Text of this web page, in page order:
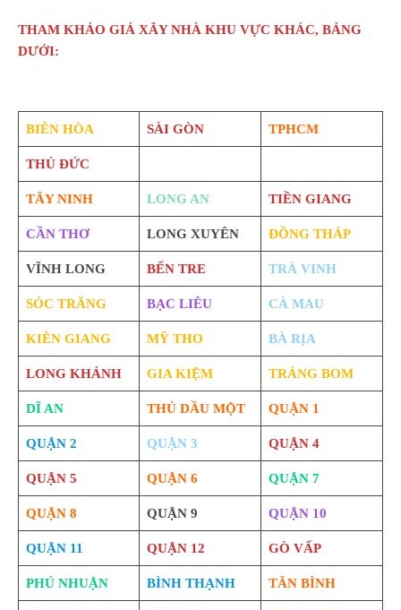
THAM KHẢO GIÁ XÂY NHÀ KHU VỰC KHÁC, BẢNG
DƯỚI:
BIÊN HÒA SÀI GÒN TPHCM
THỦ ĐỨC
TÂY NINH LONG AN TIỀN GIANG
CẦN THƠ LONG XUYÊN ĐỒNG THÁP
VĨNH LONG BẾN TRE TRÀ VINH
SÓC TRĂNG BẠC LIÊU CÀ MAU
KIÊN GIANG MỸ THO BÀ RỊA
LONG KHÁNH GIA KIỆM TRẢNG BOM
DĨ AN THỦ DẦU MỘT QUẬN 1
QUẬN 2 QUẬN 3 QUẬN 4
QUẬN 5 QUẬN 6 QUẬN 7
QUẬN 8 QUẬN 9 QUẬN 10
QUẬN 11 QUẬN 12 GÒ VẤP
PHÚ NHUẬN BÌNH THẠNH TÂN BÌNH